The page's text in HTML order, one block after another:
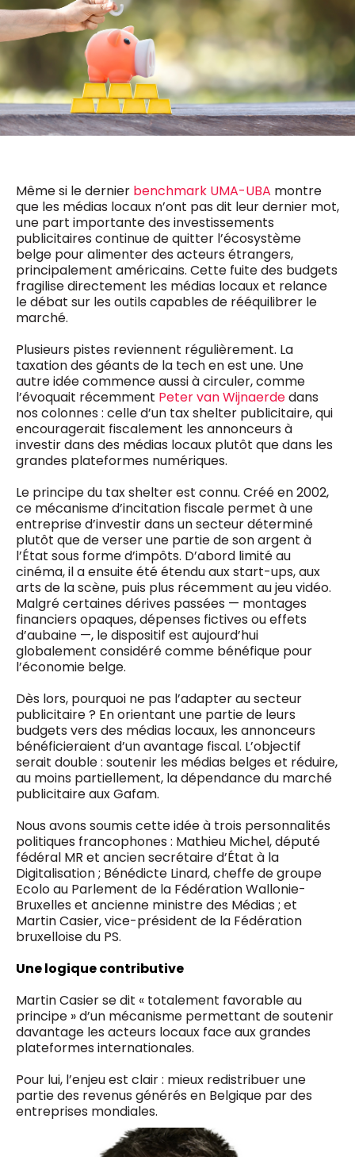
Même si le dernier benchmark UMA-UBA montre
que les médias locaux n’ont pas dit leur dernier mot,
une part importante des investissements
publicitaires continue de quitter l’écosystème
belge pour alimenter des acteurs étrangers,
principalement américains. Cette fuite des budgets
fragilise directement les médias locaux et relance
le débat sur les outils capables de rééquilibrer le
marché.
Plusieurs pistes reviennent régulièrement. La
taxation des géants de la tech en est une. Une
autre idée commence aussi à circuler, comme
l’évoquait récemment Peter van Wijnaerdedans
nos colonnes : celle d’un tax shelter publicitaire, qui
encouragerait fiscalement les annonceurs à
investir dans des médias locaux plutôt que dans les
grandes plateformes numériques.
Le principe du tax shelter est connu. Créé en 2002,
ce mécanisme d’incitation fiscale permet à une
entreprise d’investir dans un secteur déterminé
plutôt que de verser une partie de son argent à
l’État sous forme d’impôts. D’abord limité au
cinéma, il a ensuite été étendu aux start-ups, aux
arts de la scène, puis plus récemment au jeu vidéo.
Malgré certaines dérives passées — montages
financiers opaques, dépenses fictives ou effets
d’aubaine —, le dispositif est aujourd’hui
globalement considéré comme bénéfique pour
l’économie belge.
Dès lors, pourquoi ne pas l’adapter au secteur
publicitaire ? En orientant une partie de leurs
budgets vers des médias locaux, les annonceurs
bénéficieraient d’un avantage fiscal. L’objectif
serait double : soutenir les médias belges et réduire,
au moins partiellement, la dépendance du marché
publicitaire aux Gafam.
Nous avons soumis cette idée à trois personnalités
politiques francophones : Mathieu Michel, député
fédéral MR et ancien secrétaire d’État à la
Digitalisation ; Bénédicte Linard, cheffe de groupe
Ecolo au Parlement de la Fédération Wallonie-
Bruxelles et ancienne ministre des Médias ; et
Martin Casier, vice-président de la Fédération
bruxelloise du PS.
Une logique contributive
Martin Casier se dit « totalement favorable au
principe » d’un mécanisme permettant de soutenir
davantage les acteurs locaux face aux grandes
plateformes internationales.
Pour lui, l’enjeu est clair : mieux redistribuer une
partie des revenus générés en Belgique par des
entreprises mondiales.
0498 88 64 89
f.bouchar@mm.be
Chief Editor
Griet Byl
0475 97 12 57
g.byl@mm.be
d.lemaire@mm.be
VALIDER
NOTRE CONTENU DIGITAL :
Daily
Freemium
access
5 x week
MM e - News
10 x year
MM Best of
Research
10 x year
MM Blue
4 x year
MM Magazine
(digital)
Des questions ?